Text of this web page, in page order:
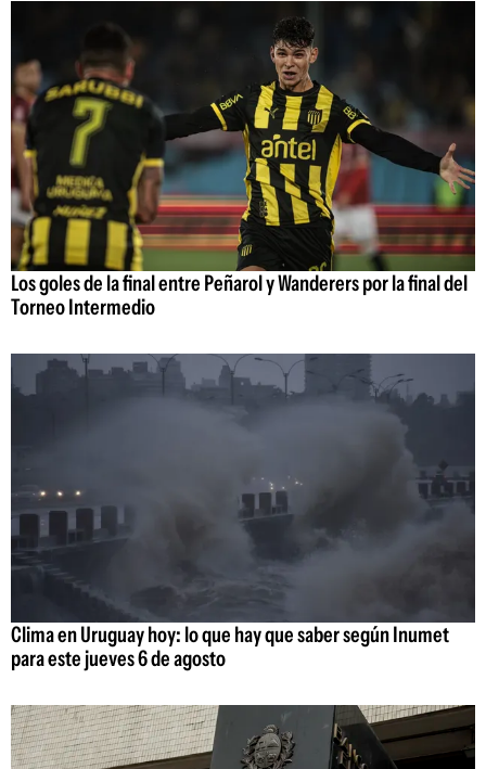
Los goles de la final entre Peñarol y Wanderers por la final del
Torneo Intermedio
Clima en Uruguay hoy: lo que hay que saber según Inumet
para este jueves 6 de agosto